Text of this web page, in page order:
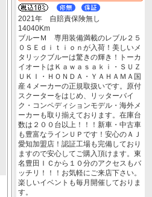
2021年 自賠責保険無し
14040Km
ブルーＭ 専用装備満載のレブル２５
０ＳＥｄｉｔｉｏｎが入荷！美しいメ
タリックブルーは驚きの輝き！トーカ
イオートはＫａｗａｓａｋｉ・ＳＵＺ
ＵＫＩ・ＨＯＮＤＡ・ＹＡＨＡＭＡ国
産４メーカーの正規取扱いです。原付
スクーターをはじめ、リッターバイ
ク・コンペディションモデル・海外メ
ーカーも取り揃えております。在庫台
数は２００台以上！！！新車・中古車
も豊富なラインＵＰです！安心のＡＪ
愛知加盟店！認証工場も完備しており
ますので安心してご購入頂けます。東
名豊田ＩＣから１０分のアクセスもバ
ッチリ！！！お気軽にご来店下さい。
楽しいイベントも毎月開催しておりま
す。